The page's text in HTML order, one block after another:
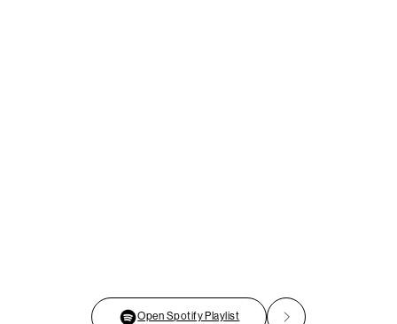
Open Spotify Playlist